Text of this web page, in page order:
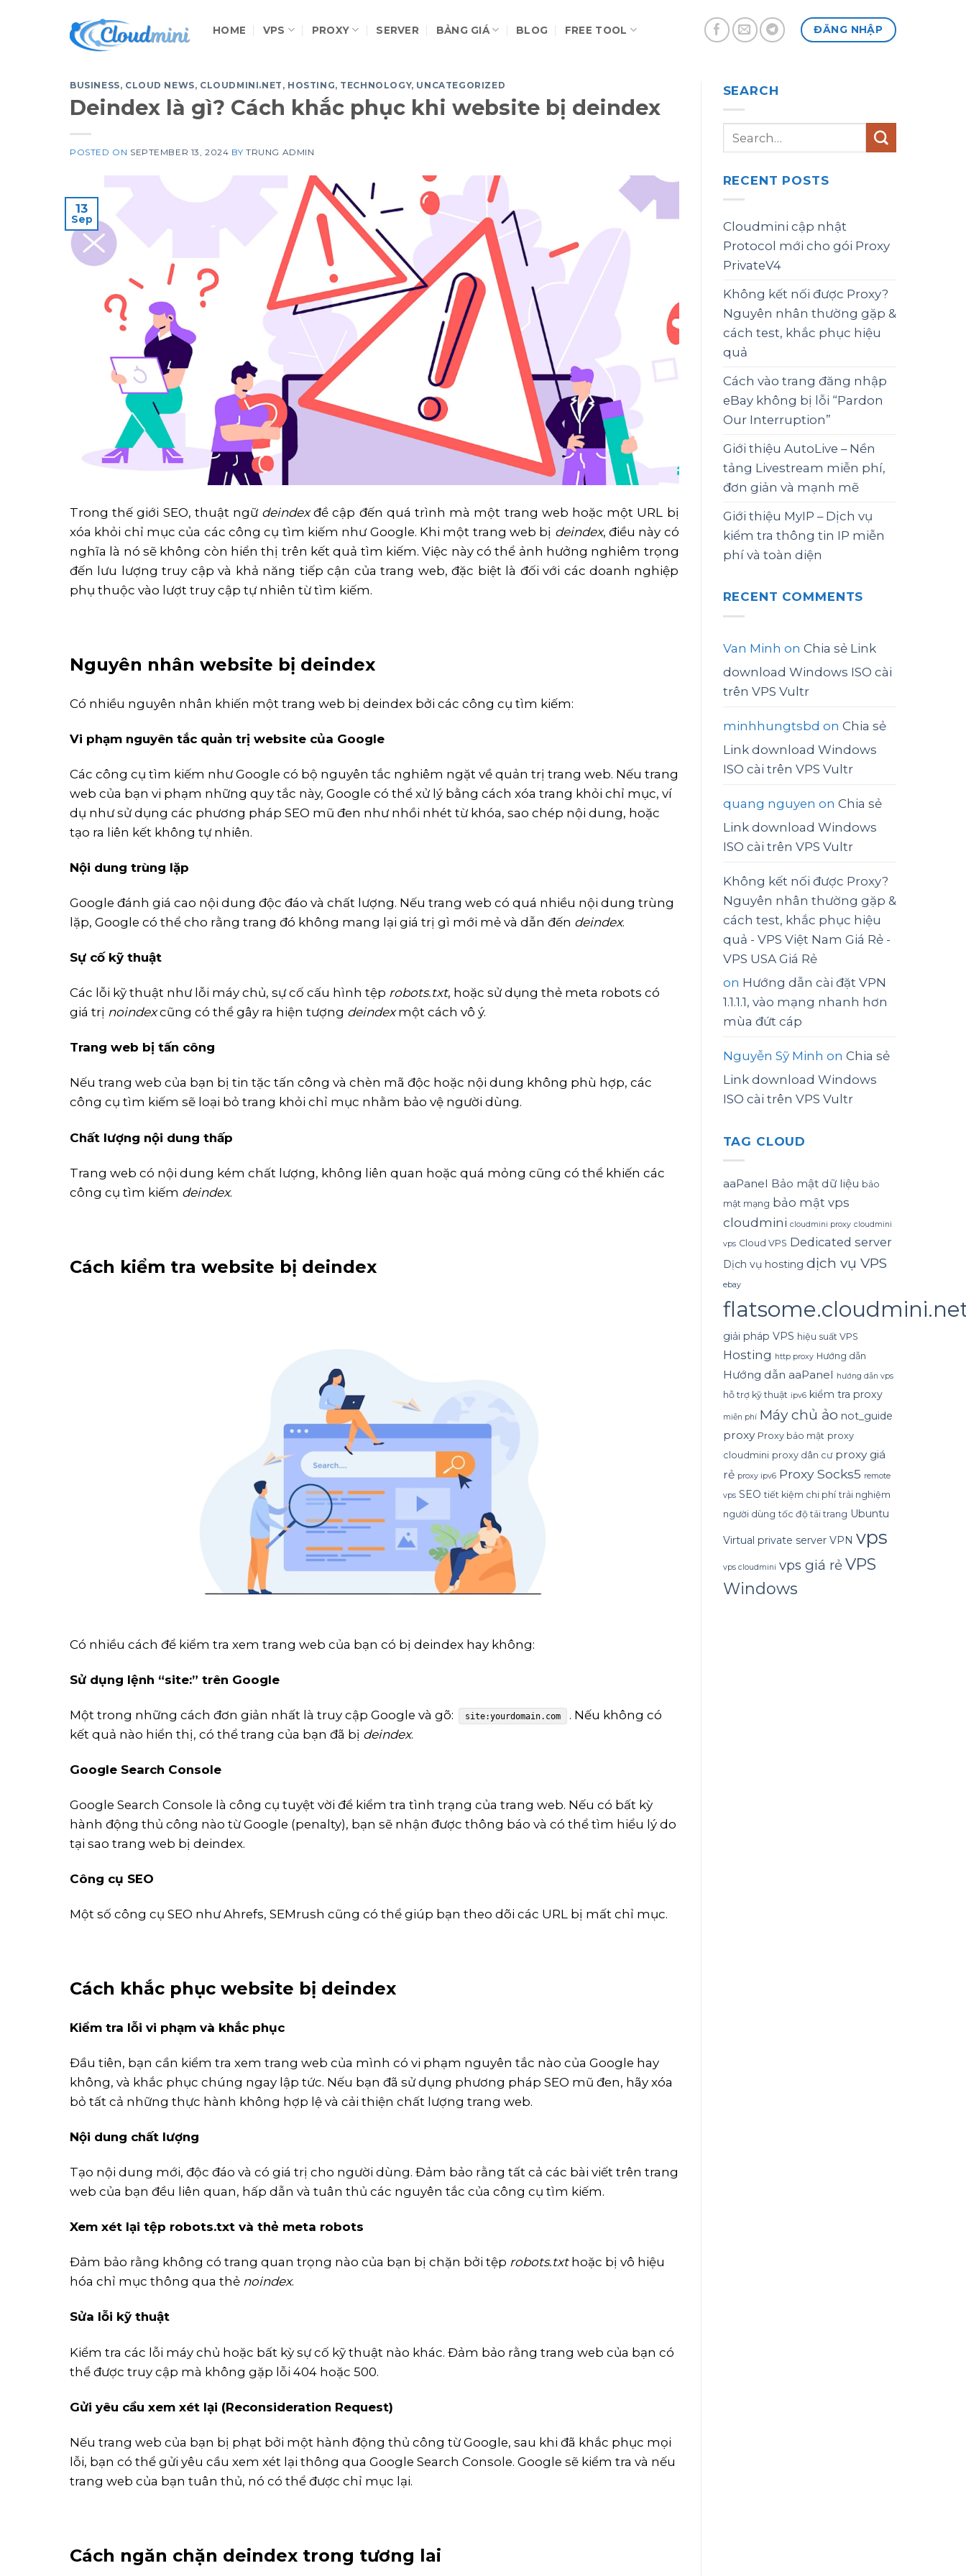
HOME VPS PROXY SERVER BẢNG GIÁ BLOG FREE TOOL ĐĂNG NHẬP
BUSINESS, CLOUD NEWS, CLOUDMINI.NET , HOSTING, TECHNOLOGY, UNCATEGORIZED
Deindex là gì? Cách khắc phục khi website bị deindex
POSTED ON SEPTEMBER 13, 2024 BY TRUNG ADMIN
13
Sep
Trong thế giới SEO, thuật ngữ deindexđề cập đến quá trình mà một trang web hoặc một URL bị
xóa khỏi chỉ mục của các công cụ tìm kiếm như Google. Khi một trang web bị deindex, điều này có
nghĩa là nó sẽ không còn hiển thị trên kết quả tìm kiếm. Việc này có thể ảnh hưởng nghiêm trọng
đến lưu lượng truy cập và khả năng tiếp cận của trang web, đặc biệt là đối với các doanh nghiệp
phụ thuộc vào lượt truy cập tự nhiên từ tìm kiếm.
Nguyên nhân website bị deindex
Có nhiều nguyên nhân khiến một trang web bị deindex bởi các công cụ tìm kiếm:
Vi phạm nguyên tắc quản trị website của Google
Các công cụ tìm kiếm như Google có bộ nguyên tắc nghiêm ngặt về quản trị trang web. Nếu trang
web của bạn vi phạm những quy tắc này, Google có thể xử lý bằng cách xóa trang khỏi chỉ mục, ví
dụ như sử dụng các phương pháp SEO mũ đen như nhồi nhét từ khóa, sao chép nội dung, hoặc
tạo ra liên kết không tự nhiên.
Nội dung trùng lặp
Google đánh giá cao nội dung độc đáo và chất lượng. Nếu trang web có quá nhiều nội dung trùng
lặp, Google có thể cho rằng trang đó không mang lại giá trị gì mới mẻ và dẫn đến deindex.
Sự cố kỹ thuật
Các lỗi kỹ thuật như lỗi máy chủ, sự cố cấu hình tệp robots.txt, hoặc sử dụng thẻ meta robots có
giá trị noindexcũng có thể gây ra hiện tượng deindexmột cách vô ý.
Trang web bị tấn công
Nếu trang web của bạn bị tin tặc tấn công và chèn mã độc hoặc nội dung không phù hợp, các
công cụ tìm kiếm sẽ loại bỏ trang khỏi chỉ mục nhằm bảo vệ người dùng.
Chất lượng nội dung thấp
Trang web có nội dung kém chất lượng, không liên quan hoặc quá mỏng cũng có thể khiến các
công cụ tìm kiếm deindex.
Cách kiểm tra website bị deindex
Có nhiều cách để kiểm tra xem trang web của bạn có bị deindex hay không:
Sử dụng lệnh “site:” trên Google
Một trong những cách đơn giản nhất là truy cập Google và gõ: site:yourdomain.com
. Nếu không có
kết quả nào hiển thị, có thể trang của bạn đã bị deindex.
Google Search Console
Google Search Console là công cụ tuyệt vời để kiểm tra tình trạng của trang web. Nếu có bất kỳ
hành động thủ công nào từ Google (penalty), bạn sẽ nhận được thông báo và có thể tìm hiểu lý do
tại sao trang web bị deindex.
Công cụ SEO
Một số công cụ SEO như Ahrefs, SEMrush cũng có thể giúp bạn theo dõi các URL bị mất chỉ mục.
Cách khắc phục website bị deindex
Kiểm tra lỗi vi phạm và khắc phục
Đầu tiên, bạn cần kiểm tra xem trang web của mình có vi phạm nguyên tắc nào của Google hay
không, và khắc phục chúng ngay lập tức. Nếu bạn đã sử dụng phương pháp SEO mũ đen, hãy xóa
bỏ tất cả những thực hành không hợp lệ và cải thiện chất lượng trang web.
Nội dung chất lượng
Tạo nội dung mới, độc đáo và có giá trị cho người dùng. Đảm bảo rằng tất cả các bài viết trên trang
web của bạn đều liên quan, hấp dẫn và tuân thủ các nguyên tắc của công cụ tìm kiếm.
Xem xét lại tệp robots.txt và thẻ meta robots
Đảm bảo rằng không có trang quan trọng nào của bạn bị chặn bởi tệp robots.txthoặc bị vô hiệu
hóa chỉ mục thông qua thẻ noindex.
Sửa lỗi kỹ thuật
Kiểm tra các lỗi máy chủ hoặc bất kỳ sự cố kỹ thuật nào khác. Đảm bảo rằng trang web của bạn có
thể được truy cập mà không gặp lỗi 404 hoặc 500.
Gửi yêu cầu xem xét lại (Reconsideration Request)
Nếu trang web của bạn bị phạt bởi một hành động thủ công từ Google, sau khi đã khắc phục mọi
lỗi, bạn có thể gửi yêu cầu xem xét lại thông qua Google Search Console. Google sẽ kiểm tra và nếu
trang web của bạn tuân thủ, nó có thể được chỉ mục lại.
Cách ngăn chặn deindex trong tương lai
SEARCH
RECENT POSTS
Cloudmini cập nhật
Protocol mới cho gói Proxy
PrivateV4
Không kết nối được Proxy?
Nguyên nhân thường gặp &
cách test, khắc phục hiệu
quả
Cách vào trang đăng nhập
eBay không bị lỗi “Pardon
Our Interruption”
Giới thiệu AutoLive – Nền
tảng Livestream miễn phí,
đơn giản và mạnh mẽ
Giới thiệu MyIP – Dịch vụ
kiểm tra thông tin IP miễn
phí và toàn diện
RECENT COMMENTS
Van Minh on Chia sẻ Link
download Windows ISO cài
trên VPS Vultr
minhhungtsbd on Chia sẻ
Link download Windows
ISO cài trên VPS Vultr
quang nguyen on Chia sẻ
Link download Windows
ISO cài trên VPS Vultr
Không kết nối được Proxy?
Nguyên nhân thường gặp &
cách test, khắc phục hiệu
quả - VPS Việt Nam Giá Rẻ -
VPS USA Giá Rẻ
on Hướng dẫn cài đặt VPN
1.1.1.1, vào mạng nhanh hơn
mùa đứt cáp
Nguyễn Sỹ Minh on Chia sẻ
Link download Windows
ISO cài trên VPS Vultr
TAG CLOUD
aaPanel Bảo mật dữ liệu bảo
mật mạng bảo mật vps
cloudmini cloudmini proxy cloudmini
vps Cloud VPS Dedicated server
Dịch vụ hosting dịch vụ VPS
ebay
giải pháp VPS hiệu suất VPS
Hosting http proxy Hướng dẫn
Hướng dẫn aaPanel hướng dẫn vps
hỗ trợ kỹ thuật ipv6 kiểm tra proxy
miễn phí Máy chủ ảo not_guide
proxy Proxy bảo mật proxy
cloudmini proxy dân cư proxy giá
rẻ proxy ipv6 Proxy Socks5 remote
vps SEO tiết kiệm chi phí trải nghiệm
người dùng tốc độ tải trang Ubuntu
Virtual private server VPN vps
vps cloudmini vps giá rẻVPS
Windows